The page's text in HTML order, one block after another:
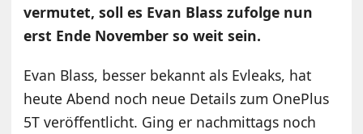
vermutet, soll es Evan Blass zufolge nun
erst Ende November so weit sein.
Evan Blass, besser bekannt als Evleaks, hat
heute Abend noch neue Details zum OnePlus
5T veröffentlicht. Ging er nachmittags noch